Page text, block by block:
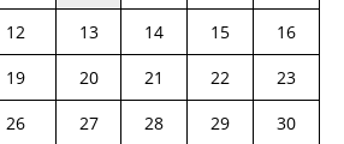
12 13 14 15
16
19 20 21 22
23
26 27 28 29
30